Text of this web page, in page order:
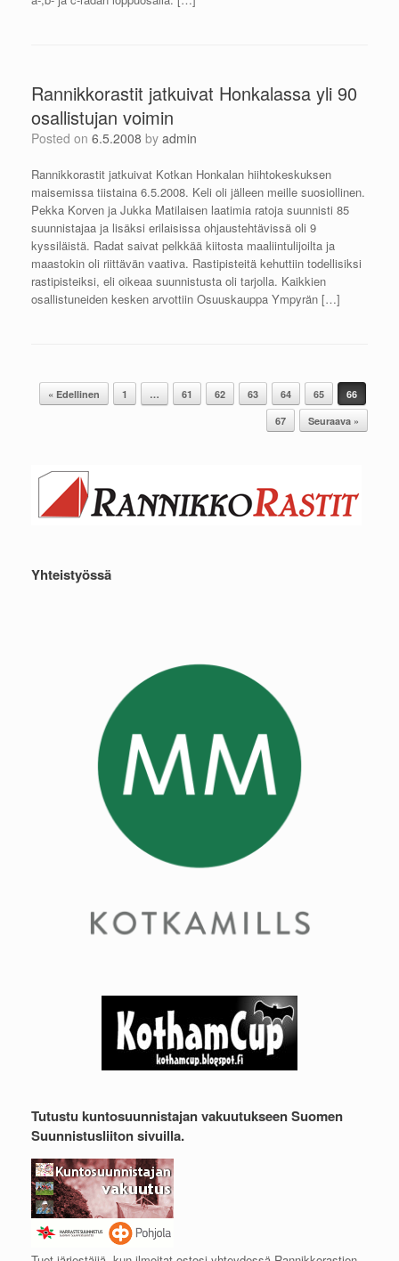
Rannikkorastit jatkuivat Honkalassa yli 90
osallistujan voimin
Posted on 6.5.2008 by admin
Rannikkorastit jatkuivat Kotkan Honkalan hiihtokeskuksen
maisemissa tiistaina 6.5.2008. Keli oli jälleen meille suosiollinen.
Pekka Korven ja Jukka Matilaisen laatimia ratoja suunnisti 85
suunnistajaa ja lisäksi erilaisissa ohjaustehtävissä oli 9
kyssiläistä. Radat saivat pelkkää kiitosta maaliintulijoilta ja
maastokin oli riittävän vaativa. Rastipisteitä kehuttiin todellisiksi
rastipisteiksi, eli oikeaa suunnistusta oli tarjolla. Kaikkien
osallistuneiden kesken arvottiin Osuuskauppa Ympyrän […]
Post navigation
« Edellinen 1 … 61 62 63 64 65
66
67
Seuraava »
Yhteistyössä
Tutustu kuntosuunnistajan vakuutukseen Suomen
Suunnistusliiton sivuilla.